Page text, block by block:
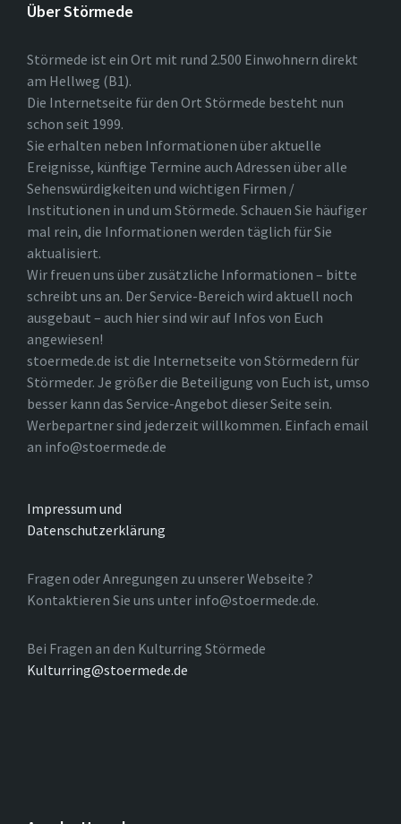
Über Störmede
Störmede ist ein Ort mit rund 2.500 Einwohnern direkt
am Hellweg (B1).
Die Internetseite für den Ort Störmede besteht nun
schon seit 1999.
Sie erhalten neben Informationen über aktuelle
Ereignisse, künftige Termine auch Adressen über alle
Sehenswürdigkeiten und wichtigen Firmen /
Institutionen in und um Störmede. Schauen Sie häufiger
mal rein, die Informationen werden täglich für Sie
aktualisiert.
Wir freuen uns über zusätzliche Informationen – bitte
schreibt uns an. Der Service-Bereich wird aktuell noch
ausgebaut – auch hier sind wir auf Infos von Euch
angewiesen!
stoermede.de ist die Internetseite von Störmedern für
Störmeder. Je größer die Beteiligung von Euch ist, umso
besser kann das Service-Angebot dieser Seite sein.
Werbepartner sind jederzeit willkommen. Einfach email
an info@stoermede.de
Impressum und
Datenschutzerklärung
Fragen oder Anregungen zu unserer Webseite ?
Kontaktieren Sie uns unter info@stoermede.de.
Bei Fragen an den Kulturring Störmede
Kulturring@stoermede.de